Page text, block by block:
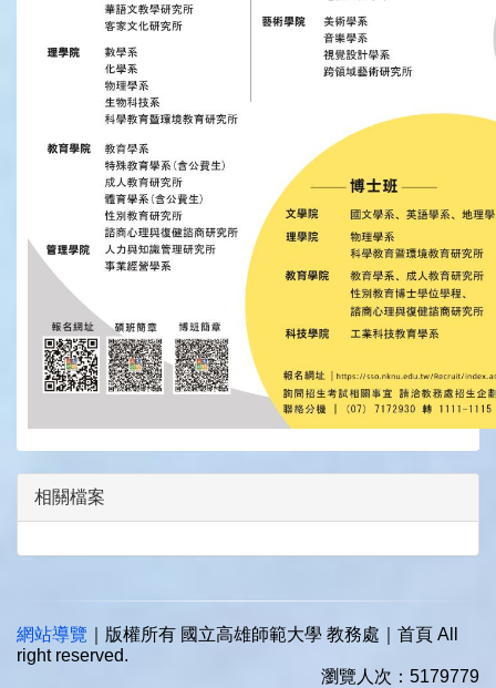
相關檔案
網站導覽 ｜版權所有 國立高雄師範大學 教務處｜首頁 All
right reserved.
瀏覽人次：5179779